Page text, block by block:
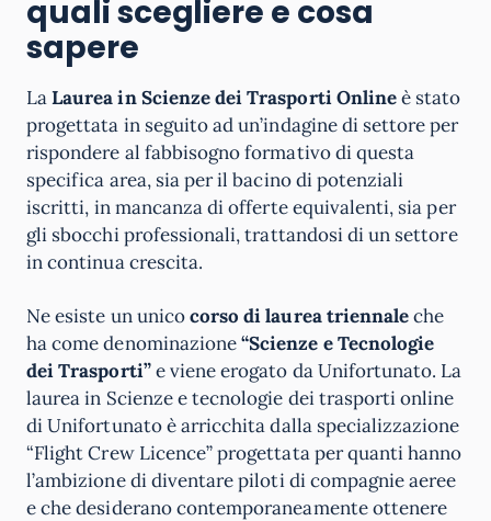
quali scegliere e cosa
sapere
LaLaurea in Scienze dei Trasporti Onlineè stato
progettata in seguito ad un’indagine di settore per
rispondere al fabbisogno formativo di questa
specifica area, sia per il bacino di potenziali
iscritti, in mancanza di offerte equivalenti, sia per
gli sbocchi professionali, trattandosi di un settore
in continua crescita.
Ne esiste un unicocorso di laurea triennaleche
ha come denominazione“Scienze e Tecnologie
dei Trasporti”e viene erogato da Unifortunato. La
laurea in Scienze e tecnologie dei trasporti online
di Unifortunato è arricchita dalla specializzazione
“Flight Crew Licence” progettata per quanti hanno
l’ambizione di diventare piloti di compagnie aeree
e che desiderano contemporaneamente ottenere